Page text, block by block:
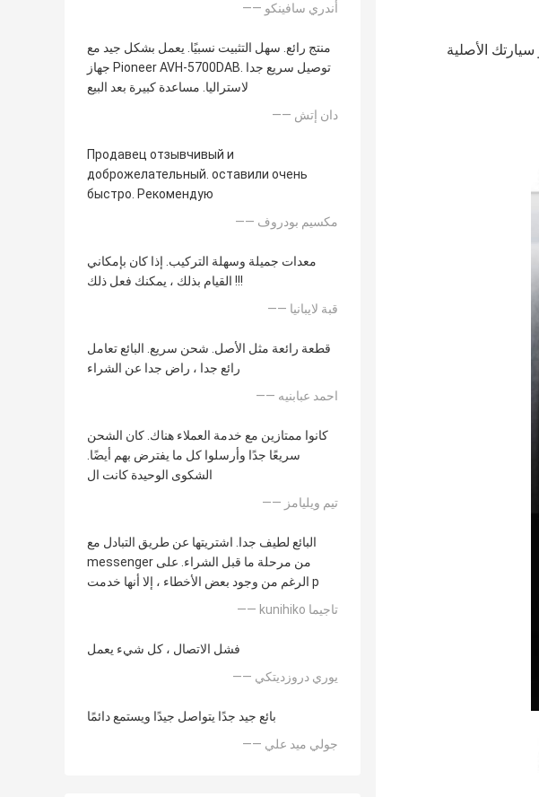
—— أندري سافينكو
منتج رائع. سهل التثبيت نسبيًا. يعمل بشكل جيد مع
جهاز Pioneer AVH-5700DAB. توصيل سريع جدا
لاستراليا. مساعدة كبيرة بعد البيع
—— دان إتش
Продавец отзывчивый и
доброжелательный. оставили очень
быстро. Рекомендую
—— مكسيم بودروف
معدات جميلة وسهلة التركيب. إذا كان بإمكاني
القيام بذلك ، يمكنك فعل ذلك !!!
—— قبة لايبانيا
قطعة رائعة مثل الأصل. شحن سريع. البائع تعامل
رائع جدا ، راض جدا عن الشراء
—— احمد عبابنيه
كانوا ممتازين مع خدمة العملاء هناك. كان الشحن
سريعًا جدًا وأرسلوا كل ما يفترض بهم أيضًا.
الشكوى الوحيدة كانت ال
—— تيم ويليامز
البائع لطيف جدا. اشتريتها عن طريق التبادل مع
messenger من مرحلة ما قبل الشراء. على
الرغم من وجود بعض الأخطاء ، إلا أنها خدمت p
—— kunihiko تاجيما
فشل الاتصال ، كل شيء يعمل
—— يوري دروزديتكي
بائع جيد جدًا يتواصل جيدًا ويستمع دائمًا
—— جولي ميد علي
الأصلية